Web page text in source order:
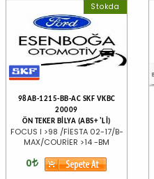
Stokda
98AB-1215-BB-AC SKF VKBC
20009
ÖN TEKER BİLYA (ABS+ 'Lİ)
FOCUS I >98 /FİESTA 02-17/B-
MAX/COURİER >14 -BM
0